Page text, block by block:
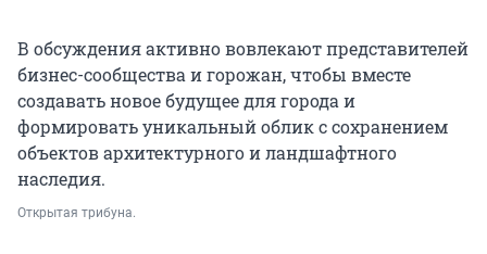
В обсуждения активно вовлекают представителей
бизнес-сообщества и горожан, чтобы вместе
создавать новое будущее для города и
формировать уникальный облик с сохранением
объектов архитектурного и ландшафтного
наследия.
Открытая трибуна.